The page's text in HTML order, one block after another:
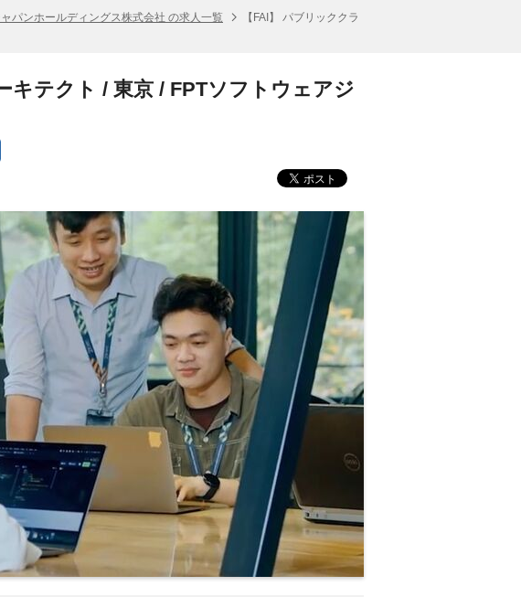
ャパンホールディングス株式会社 の求人一覧
【FAI】 パブリッククラ
キテクト / 東京 / FPTソフトウェアジ